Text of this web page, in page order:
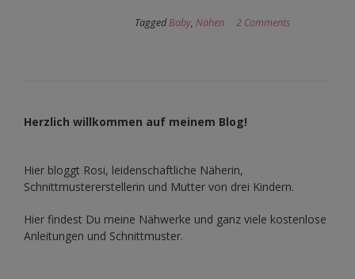
TaggedBaby, Nähen 2 Comments
Herzlich willkommen auf meinem Blog!
Hier bloggt Rosi, leidenschaftliche Näherin,
Schnittmustererstellerin und Mutter von drei Kindern.
Hier findest Du meine Nähwerke und ganz viele kostenlose
Anleitungen und Schnittmuster.